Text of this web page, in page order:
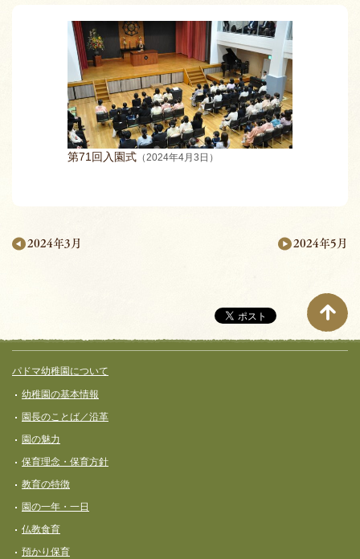
第71回入園式 （2024年4月3日）
ペ
ー
ジ
ナ
ビ
ゲ
ー
シ
ョ
ン
2024年3月 2024年5月
フッターコンテンツ
パドマ幼稚園について
幼稚園の基本情報
園長のことば／沿革
園の魅力
保育理念・保育⽅針
教育の特徴
園の一年・一日
仏教食育
預かり保育